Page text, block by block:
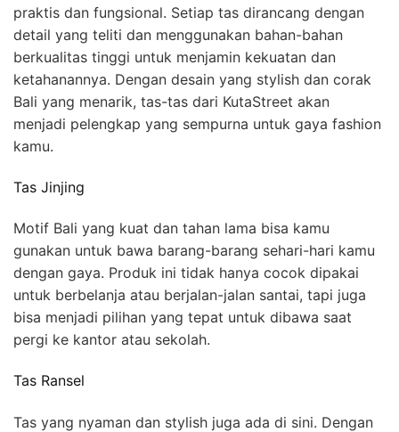
praktis dan fungsional. Setiap tas dirancang dengan
detail yang teliti dan menggunakan bahan-bahan
berkualitas tinggi untuk menjamin kekuatan dan
ketahanannya. Dengan desain yang stylish dan corak
Bali yang menarik, tas-tas dari KutaStreet akan
menjadi pelengkap yang sempurna untuk gaya fashion
kamu.
Tas Jinjing
Motif Bali yang kuat dan tahan lama bisa kamu
gunakan untuk bawa barang-barang sehari-hari kamu
dengan gaya. Produk ini tidak hanya cocok dipakai
untuk berbelanja atau berjalan-jalan santai, tapi juga
bisa menjadi pilihan yang tepat untuk dibawa saat
pergi ke kantor atau sekolah.
Tas Ransel
Tas yang nyaman dan stylish juga ada di sini. Dengan